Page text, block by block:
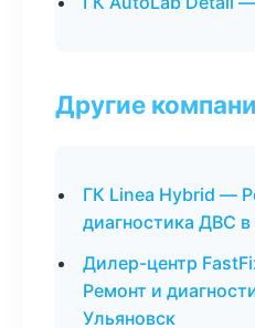
Другие
ГК Linea Hybrid —
диагностика ДВС
Дилер-центр
Ремонт и
Ульяновск